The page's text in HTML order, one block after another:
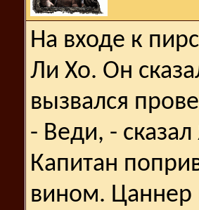
На входе к
Ли Хо. Он
вызвался
- Веди, - сказал
Капитан
вином. Цаннер